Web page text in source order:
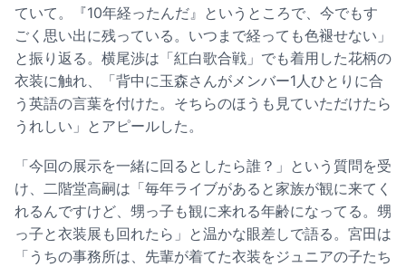
ていて。『10年経ったんだ』というところで、今でもす
ごく思い出に残っている。いつまで経っても色褪せない」
と振り返る。横尾渉は「紅白歌合戦」でも着用した花柄の
衣装に触れ、「背中に玉森さんがメンバー1人ひとりに合
う英語の言葉を付けた。そちらのほうも見ていただけたら
うれしい」とアピールした。
「今回の展示を一緒に回るとしたら誰？」という質問を受
け、二階堂高嗣は「毎年ライブがあると家族が観に来てく
れるんですけど、甥っ子も観に来れる年齢になってる。甥
っ子と衣装展も回れたら」と温かな眼差しで語る。宮田は
「うちの事務所は、先輩が着てた衣装をジュニアの子たち